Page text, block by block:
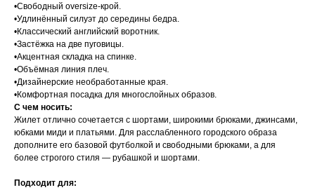
•Свободный oversize-крой.
•Удлинённый силуэт до середины бедра.
•Классический английский воротник.
•Застёжка на две пуговицы.
•Акцентная складка на спинке.
•Объёмная линия плеч.
•Дизайнерские необработанные края.
•Комфортная посадка для многослойных образов.
С чем носить:
Жилет отлично сочетается с шортами, широкими брюками, джинсами,
юбками миди и платьями. Для расслабленного городского образа
дополните его базовой футболкой и свободными брюками, а для
более строгого стиля — рубашкой и шортами.
Подходит для: